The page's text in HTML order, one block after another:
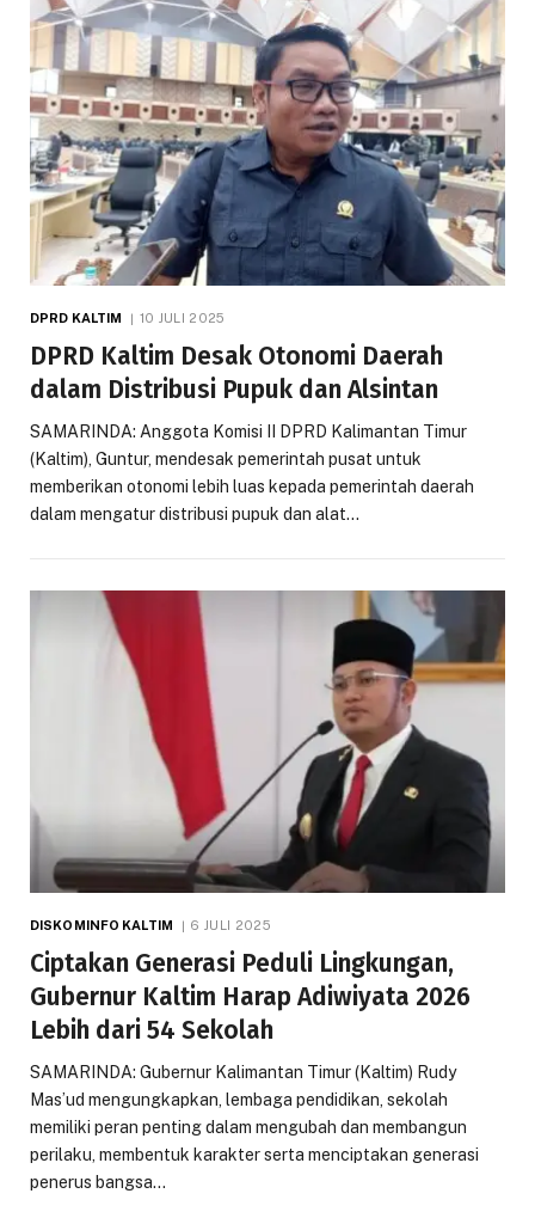
DPRD KALTIM 10 JULI 2025
DPRD Kaltim Desak Otonomi Daerah
dalam Distribusi Pupuk dan Alsintan
SAMARINDA: Anggota Komisi II DPRD Kalimantan Timur
(Kaltim), Guntur, mendesak pemerintah pusat untuk
memberikan otonomi lebih luas kepada pemerintah daerah
dalam mengatur distribusi pupuk dan alat…
DISKOMINFO KALTIM 6 JULI 2025
Ciptakan Generasi Peduli Lingkungan,
Gubernur Kaltim Harap Adiwiyata 2026
Lebih dari 54 Sekolah
SAMARINDA: Gubernur Kalimantan Timur (Kaltim) Rudy
Mas’ud mengungkapkan, lembaga pendidikan, sekolah
memiliki peran penting dalam mengubah dan membangun
perilaku, membentuk karakter serta menciptakan generasi
penerus bangsa…